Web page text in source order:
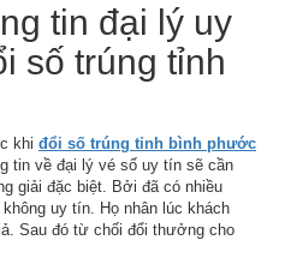
tin đại lý uy
số trúng tỉnh
khi đổi số trúng tỉnh bình phước
tin về đại lý vé số uy tín sẽ cần
giải đặc biệt. Bởi đã có nhiều
uy tín. Họ nhân lúc khách
Sau đó từ chối đổi thưởng cho